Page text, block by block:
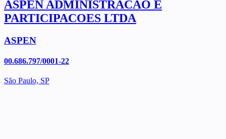
ASPEN ADMINISTRACAO E
PARTICIPACOES LTDA
ASPEN
00.686.797/0001-22
São Paulo, SP